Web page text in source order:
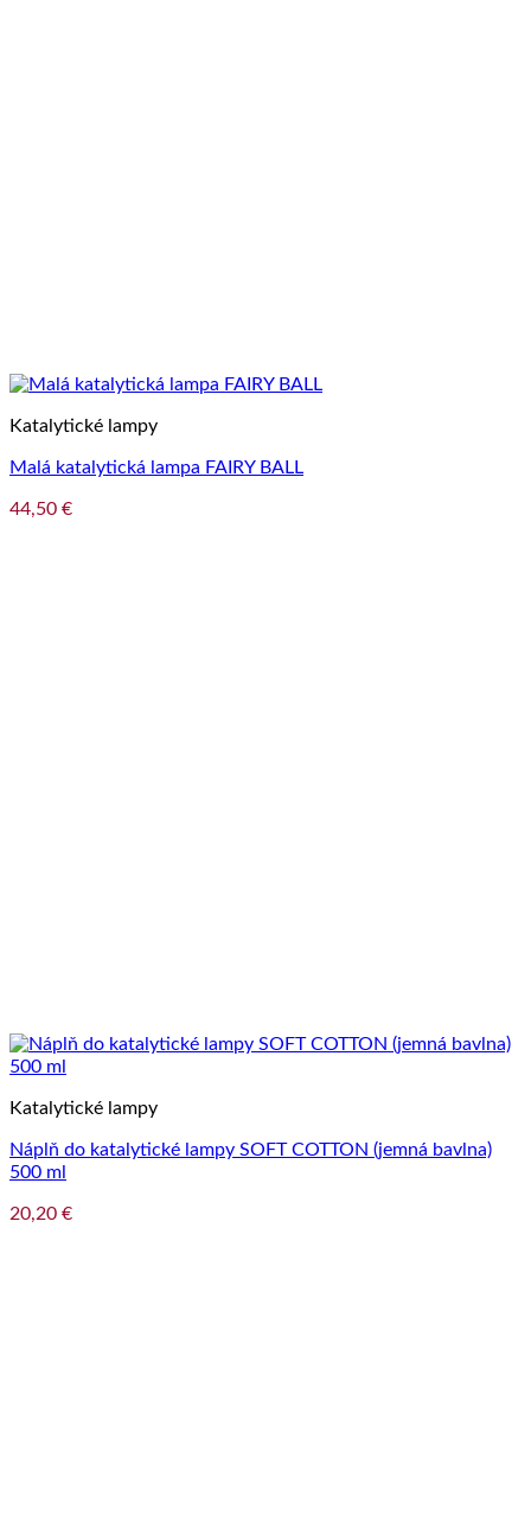
Katalytické lampy
Malá katalytická lampa FAIRY BALL
44,50 €
Katalytické lampy
Náplň do katalytické lampy SOFT COTTON (jemná bavlna)
500 ml
20,20 €